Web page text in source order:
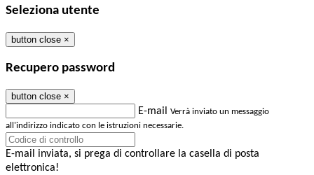
Seleziona utente
button close ×
Recupero password
button close ×
E-mail Verrà inviato un messaggio
all'indirizzo indicato con le istruzioni necessarie.
E-mail inviata, si prega di controllare la casella di posta
elettronica!